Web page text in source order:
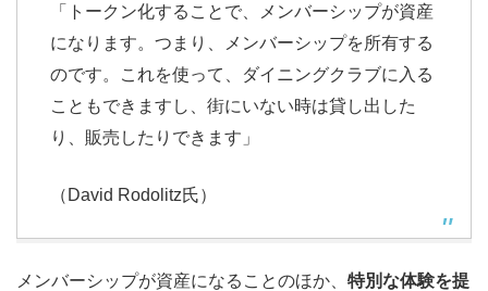
「トークン化することで、メンバーシップが資産
になります。つまり、メンバーシップを所有する
のです。これを使って、ダイニングクラブに入る
こともできますし、街にいない時は貸し出した
り、販売したりできます」
（David Rodolitz氏）
メンバーシップが資産になることのほか、 特別な体験を提